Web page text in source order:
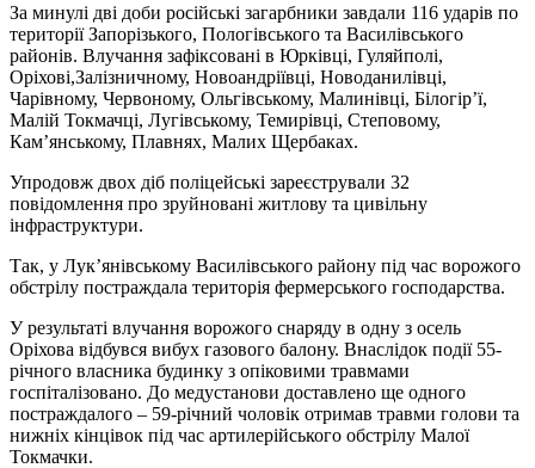
За минулі дві доби російські загарбники завдали 116 ударів по
території Запорізького, Пологівського та Василівського
районів. Влучання зафіксовані в Юрківці, Гуляйполі,
Оріхові,Залізничному, Новоандріївці, Новоданилівці,
Чарівному, Червоному, Ольгівському, Малинівці, Білогір’ї,
Малій Токмачці, Лугівському, Темирівці, Степовому,
Кам’янському, Плавнях, Малих Щербаках.
Упродовж двох діб поліцейські зареєстрували 32
повідомлення про зруйновані житлову та цивільну
інфраструктури.
Так, у Лук’янівському Василівського району під час ворожого
обстрілу постраждала територія фермерського господарства.
У результаті влучання ворожого снаряду в одну з осель
Оріхова відбувся вибух газового балону. Внаслідок події 55-
річного власника будинку з опіковими травмами
госпіталізовано. До медустанови доставлено ще одного
постраждалого – 59-річний чоловік отримав травми голови та
нижніх кінцівок під час артилерійського обстрілу Малої
Токмачки.